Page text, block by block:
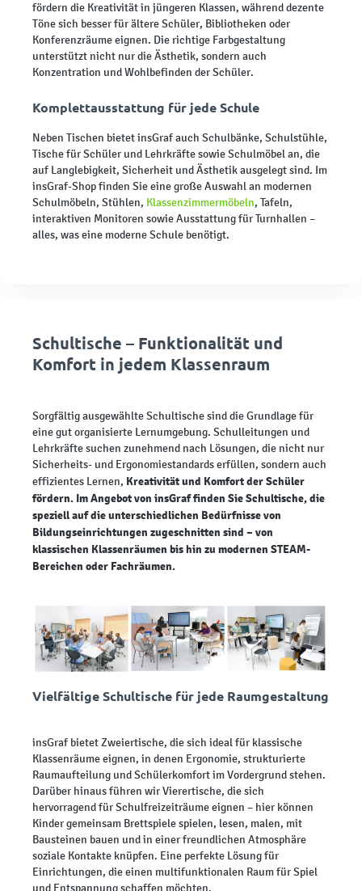
fördern die Kreativität in jüngeren Klassen, während dezente
Töne sich besser für ältere Schüler, Bibliotheken oder
Konferenzräume eignen. Die richtige Farbgestaltung
unterstützt nicht nur die Ästhetik, sondern auch
Konzentration und Wohlbefinden der Schüler.
Komplettausstattung für jede Schule
Neben Tischen bietet insGraf auch Schulbänke, Schulstühle,
Tische für Schüler und Lehrkräfte sowie Schulmöbel an, die
auf Langlebigkeit, Sicherheit und Ästhetik ausgelegt sind. Im
insGraf-Shop finden Sie eine große Auswahl an modernen
Schulmöbeln, Stühlen, Klassenzimmermöbeln, Tafeln,
interaktiven Monitoren sowie Ausstattung für Turnhallen –
alles, was eine moderne Schule benötigt.
Schultische – Funktionalität und
Komfort in jedem Klassenraum
Sorgfältig ausgewählte Schultische sind die Grundlage für
eine gut organisierte Lernumgebung. Schulleitungen und
Lehrkräfte suchen zunehmend nach Lösungen, die nicht nur
Sicherheits- und Ergonomiestandards erfüllen, sondern auch
effizientes Lernen, Kreativität und Komfort der Schüler
fördern. Im Angebot von insGraf finden Sie Schultische, die
speziell auf die unterschiedlichen Bedürfnisse von
Bildungseinrichtungen zugeschnitten sind – von
klassischen Klassenräumen bis hin zu modernen STEAM-
Bereichen oder Fachräumen.
Vielfältige Schultische für jede Raumgestaltung
insGraf bietet Zweiertische, die sich ideal für klassische
Klassenräume eignen, in denen Ergonomie, strukturierte
Raumaufteilung und Schülerkomfort im Vordergrund stehen.
Darüber hinaus führen wir Vierertische, die sich
hervorragend für Schulfreizeiträume eignen – hier können
Kinder gemeinsam Brettspiele spielen, lesen, malen, mit
Bausteinen bauen und in einer freundlichen Atmosphäre
soziale Kontakte knüpfen. Eine perfekte Lösung für
Einrichtungen, die einen multifunktionalen Raum für Spiel